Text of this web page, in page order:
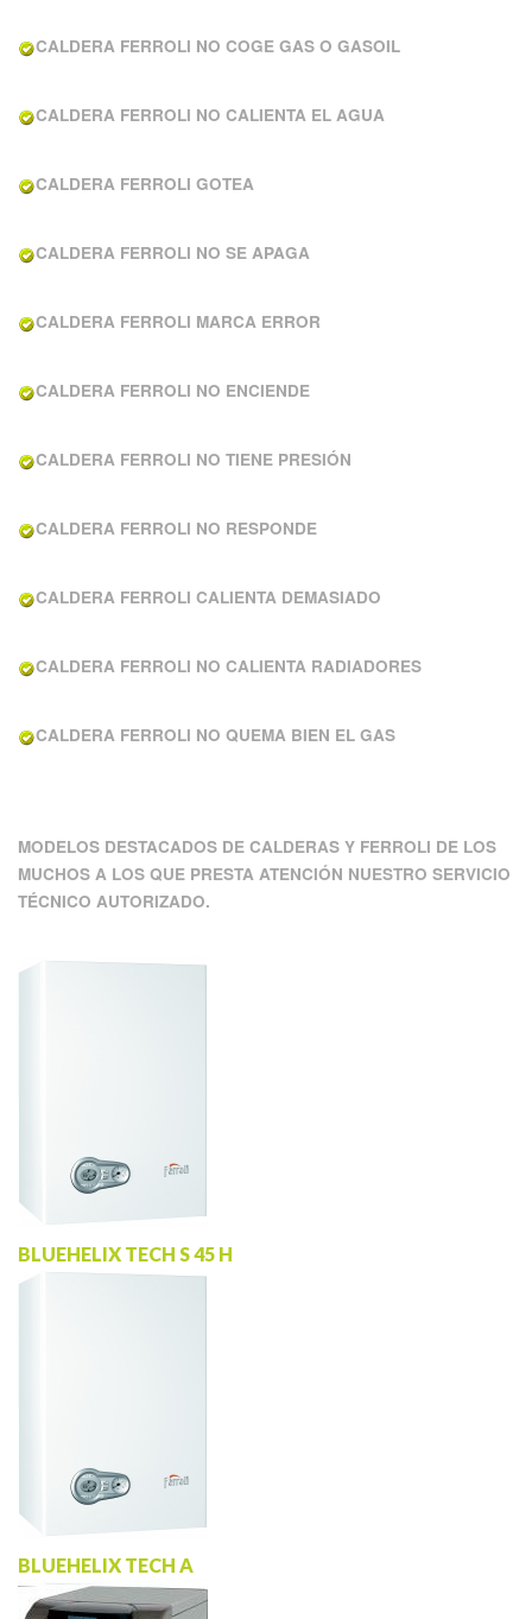
CALDERA FERROLI NO COGE GAS O GASOIL
CALDERA FERROLI NO CALIENTA EL AGUA
CALDERA FERROLI GOTEA
CALDERA FERROLI NO SE APAGA
CALDERA FERROLI MARCA ERROR
CALDERA FERROLI NO ENCIENDE
CALDERA FERROLI NO TIENE PRESIÓN
CALDERA FERROLI NO RESPONDE
CALDERA FERROLI CALIENTA DEMASIADO
CALDERA FERROLI NO CALIENTA RADIADORES
CALDERA FERROLI NO QUEMA BIEN EL GAS
MODELOS DESTACADOS DE CALDERAS Y FERROLI DE LOS
MUCHOS A LOS QUE PRESTA ATENCIÓN NUESTRO SERVICIO
TÉCNICO AUTORIZADO.
BLUEHELIX TECH S 45 H
BLUEHELIX TECH A